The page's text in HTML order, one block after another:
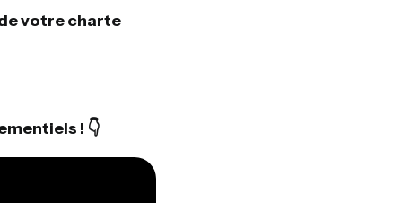
votre charte
! 👇